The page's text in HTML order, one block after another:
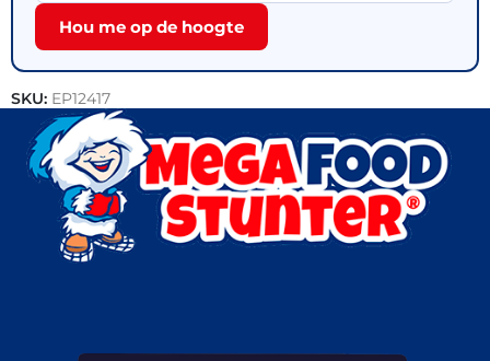
Hou me op de hoogte
SKU: EP12417
Categorie: Varkensvlees